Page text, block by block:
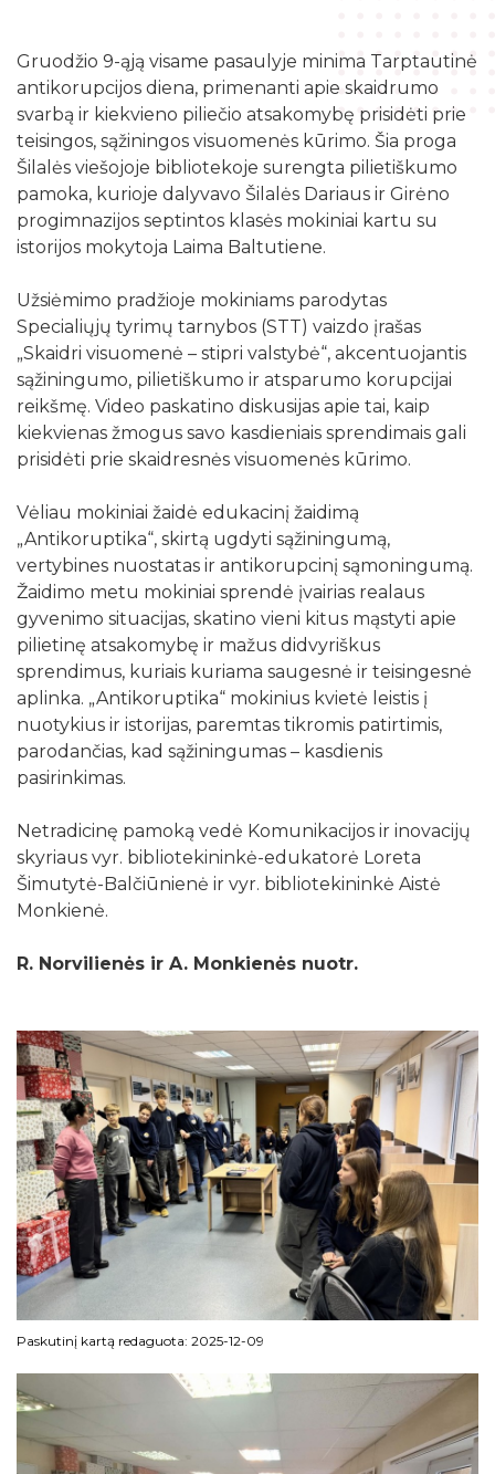
Robotikos užsiėmimai
Ekskursijos
Skaitmeninio raštingumo mokymai
Kūrybinė, inžinerinė ir programavimo įranga
Žaisloteka
Mokamos paslaugos
Bibliotekos išleisti leidiniai
Kraštotyrinė medžiaga apie Šilalės rajoną
Šilališkiai Baltijos kelyje
Upynos etnokultūros paveldas
Maršrutai po Šilalės kraštą
Suskaitmenintas kultūros paveldas
Viešieji pirkimai
Biudžeto suvestinė
Finansinių ataskaitų rinkiniai
Tarnybiniai lengvieji automobiliai
Lėšos veiklai viešinti
Filialai
Struktūra
Šilalės rajono literatų klubas „Versmė“
Vaikų klubas „Nykštukas“
Gruodžio 9-ąją visame pasaulyje minima Tarptautinė
antikorupcijos diena, primenanti apie skaidrumo
svarbą ir kiekvieno piliečio atsakomybę prisidėti prie
teisingos, sąžiningos visuomenės kūrimo. Šia proga
Šilalės viešojoje bibliotekoje surengta pilietiškumo
pamoka, kurioje dalyvavo Šilalės Dariaus ir Girėno
progimnazijos septintos klasės mokiniai kartu su
istorijos mokytoja Laima Baltutiene.
Užsiėmimo pradžioje mokiniams parodytas
Specialiųjų tyrimų tarnybos (STT) vaizdo įrašas
„Skaidri visuomenė – stipri valstybė“, akcentuojantis
sąžiningumo, pilietiškumo ir atsparumo korupcijai
reikšmę. Video paskatino diskusijas apie tai, kaip
kiekvienas žmogus savo kasdieniais sprendimais gali
prisidėti prie skaidresnės visuomenės kūrimo.
Vėliau mokiniai žaidė edukacinį žaidimą
„Antikoruptika“, skirtą ugdyti sąžiningumą,
vertybines nuostatas ir antikorupcinį sąmoningumą.
Žaidimo metu mokiniai sprendė įvairias realaus
gyvenimo situacijas, skatino vieni kitus mąstyti apie
pilietinę atsakomybę ir mažus didvyriškus
sprendimus, kuriais kuriama saugesnė ir teisingesnė
aplinka. „Antikoruptika“ mokinius kvietė leistis į
nuotykius ir istorijas, paremtas tikromis patirtimis,
parodančias, kad sąžiningumas – kasdienis
pasirinkimas.
Netradicinę pamoką vedė Komunikacijos ir inovacijų
skyriaus vyr. bibliotekininkė-edukatorė Loreta
Šimutytė-Balčiūnienė ir vyr. bibliotekininkė Aistė
Monkienė.
R. Norvilienės ir A. Monkienės nuotr.
Paskutinį kartą redaguota: 2025-12-09